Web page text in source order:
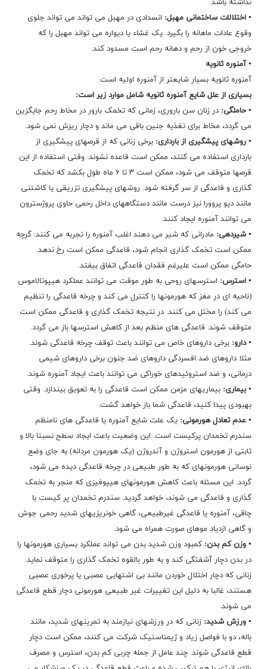
نداشته باشد.
▪ اختلالات ساختمانی مهبل: انسدادی در مهبل می تواند می تواند جلوی
وقوع عادات ماهانه را بگیرد. یک غشاء یا دیواره می تواند مهبل را که
خروجی خون از رحم و دهانه رحم است مسدود کند.
▪ آمنوره ثانویه
آمنوره ثانویه بسیار شایعتر از آمنوره اولیه است.
بسیاری از علل شایع آمنوره ثانویه شامل موارد زیر است:
▪ حاملگی: در زنان سن باروری، زمانی که تخمک بارور در مخاط رحم جایگزین
می گردد، مخاط برای تغذیه جنین باقی می ماند و دچار ریزش نمی شود.
▪ روشهای پیشگیری از بارداری: برخی زنانی که از قرصهای پیشگیری از
بارداری استفاده می کنند، ممکن است قاعده نشوند. وقتی استفاده از این
قرصها متوقف می شود، ممکن است ۳ تا ۶ ماه طول بکشد که تخمک
گذاری و قاعدگی از سر گرفته شود. روشهای پیشگیری تزریقی یا کاشتنی
مانند دپو پروورا نیز درست مانند دستگاههای داخل رحمی حاوی پروژسترون
می توانند آمنوره ایجاد کنند.
▪ شیردهی: مادرانی که شیر می دهند اغلب آمنوره را تجربه می کنند. گرچه
ممکن است تخمک گذاری انجام شود، قاعدگی ممکن است رخ ندهد.
حامگی ممکن است علیرغم فقدان قاعدگی اتفاق بیفتد.
▪ استرس: استرسهای روحی به طور موقت می توانند عملکرد هیپوتالاموس
(ناحیه ای در مغز که هورمونها را کنترل می کند و چرخه قاعدگی را تنظیم
می کند) را مختل می کنند. در نتیجه تخمک گذاری و قاعدگی ممکن است
متوقف شوند. قاعدگی های منظم بعد از کاهش استرسها باز می گردد.
▪ دارو: برخی داروهای خاص می توانند باعث توقف چرخه قاعدگی شوند.
مثلا داروهای ضد افسردگی داروهای ضد جنون برخی داروهای شیمی
درمانی، و ضد استروئیدهای خوراکی می توانند باعث ایجاد آمنوره شوند.
▪ بیماری: بیماریهای مزمن ممکن است قاعدگی را به تعویق بیندازد. وقتی
بهبودی پیدا کنید، قاعدگی شما باز خواهد گشت.
▪ عدم تعادل هورمونی: یک علت شایع آمنوره یا قاعدگی های نامنظم
سندرم تخمدان پرکیست است. این وضعیت باعث ایجاد سطح نسبتا بالا و
ثابتی از هورمون استروژن و آندروژن (یک هورمون مردانه) به جای وضع
نوسانی هورمونهای که به طور طبیعی در چرخه قاعدگی دیده می شود،
گردد. این مسئله باعث کاهش هورمونهای هیپوفیزی که منجر به تخمک
گذاری و قاعدگی می شوند، خواهد گردید. سندرم تخمدان پر کیست با
چاقی، آمنوره یا قاعدگی غیرطبیعی، گاهی خونریزیهای شدید رحمی جوش
و گاهی ازدیاد موهای صورت همراه می شود.
▪ وزن کم بدن: کمبود وزن شدید بدن می تواند عملکرد بسیاری هورمونها را
در بدن دچار آشفتگی کند و به طور بالقوه تخمک گذاری را متوقف نماید.
زنانی که دچار اختلال خوردن مانند بی اشتهایی عصبی یا پرخوری عصبی
هستند، غالبا به دلیل این تغییرات غیر طبیعی هورمونی دچار قطع قاعدگی
می شوند.
▪ ورزش شدید: زنانی که در ورزشهای نیازمند به تمرینهای شدید، مانند
باله، دو با فواصل زیاد و ژیمناستیک شرکت می کنند، ممکن است دچار
قطع قاعدگی شوند. چند عامل از جمله چربی کم بدن، استرس و مصرف